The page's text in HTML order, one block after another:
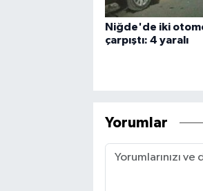
Niğde'de iki
çarpıştı: 4 yaralı
Yorumlar